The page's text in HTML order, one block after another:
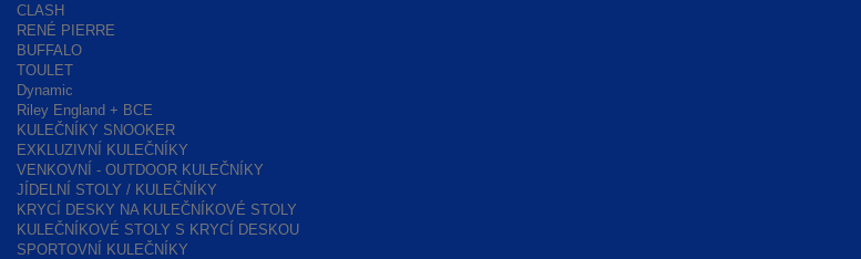
CLASH
RENÉ PIERRE
BUFFALO
TOULET
Dynamic
Riley England + BCE
KULEČNÍKY SNOOKER
EXKLUZIVNÍ KULEČNÍKY
VENKOVNÍ - OUTDOOR KULEČNÍKY
JÍDELNÍ STOLY / KULEČNÍKY
KRYCÍ DESKY NA KULEČNÍKOVÉ STOLY
KULEČNÍKOVÉ STOLY S KRYCÍ DESKOU
SPORTOVNÍ KULEČNÍKY